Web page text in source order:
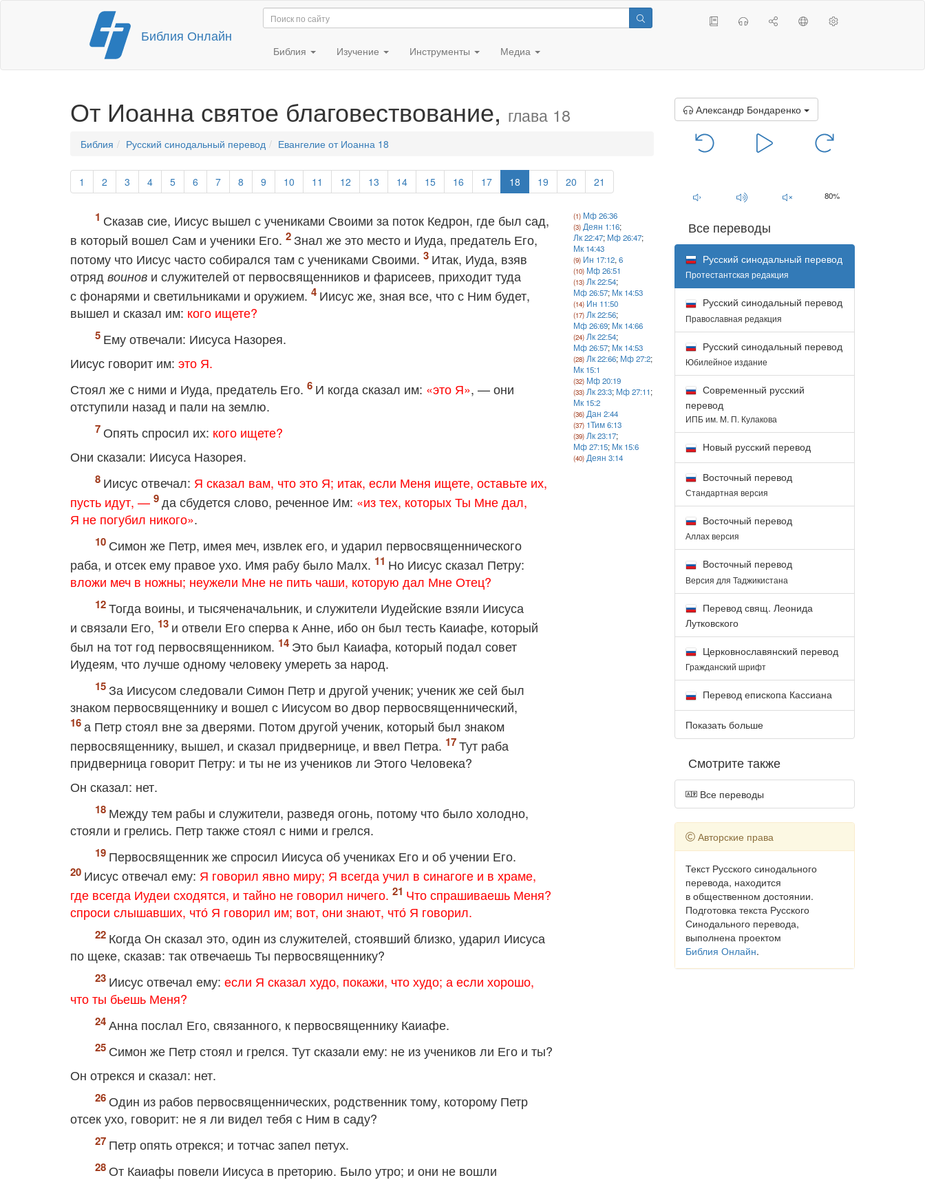
Перейти
содержимому
Библия Онлайн
Библия Изучение Инструменты Медиа
От Иоанна святое благовествование, глава 18
Библия Русский синодальный перевод Евангелие от Иоанна 18
1 2 3 4 5 6 7 8 9 10 11 12 13 14 15 16 17 18 19 20 21
Сказав сие, Иисус вышел с учениками Своими за поток Кедрон, где был сад,
в который вошел Сам и ученики Его.
Знал же это место и Иуда, предатель Его,
потому что Иисус часто собирался там с учениками Своими.
Итак, Иуда, взяв
отряд воинов и служителей от первосвященников и фарисеев, приходит туда
с фонарями и светильниками и оружием.
Иисус же, зная все, что с Ним будет,
вышел и сказал им: кого ищете?
Ему отвечали: Иисуса Назорея.
Иисус говорит им: это Я.
Стоял же с ними и Иуда, предатель Его.
И когда сказал им: «это Я», — они
отступили назад и пали на землю.
Опять спросил их: кого ищете?
Они сказали: Иисуса Назорея.
Иисус отвечал: Я сказал вам, что это Я; итак, если Меня ищете, оставьте их,
пусть идут, —
да сбудется слово, реченное Им: «из тех, которых Ты Мне дал,
Я не погубил никого».
Симон же Петр, имея меч, извлек его, и ударил первосвященнического
раба, и отсек ему правое ухо. Имя рабу было Малх.
Но Иисус сказал Петру:
вложи меч в ножны; неужели Мне не пить чаши, которую дал Мне Отец?
Тогда воины, и тысяченачальник, и служители Иудейские взяли Иисуса
и связали Его,
и отвели Его сперва к Анне, ибо он был тесть Каиафе, который
был на тот год первосвященником.
Это был Каиафа, который подал совет
Иудеям, что лучше одному человеку умереть за народ.
За Иисусом следовали Симон Петр и другой ученик; ученик же сей был
знаком первосвященнику и вошел с Иисусом во двор первосвященнический,
а Петр стоял вне за дверями. Потом другой ученик, который был знаком
первосвященнику, вышел, и сказал придвернице, и ввел Петра.
Тут раба
придверница говорит Петру: и ты не из учеников ли Этого Человека?
Он сказал: нет.
Между тем рабы и служители, разведя огонь, потому что было холодно,
стояли и грелись. Петр также стоял с ними и грелся.
Первосвященник же спросил Иисуса об учениках Его и об учении Его.
Иисус отвечал ему: Я говорил явно миру; Я всегда учил в синагоге и в храме,
где всегда Иудеи сходятся, и тайно не говорил ничего.
Что спрашиваешь Меня?
спроси слышавших, что́ Я говорил им; вот, они знают, что́ Я говорил.
Когда Он сказал это, один из служителей, стоявший близко, ударил Иисуса
по щеке, сказав: так отвечаешь Ты первосвященнику?
Иисус отвечал ему: если Я сказал худо, покажи, что худо; а если хорошо,
что ты бьешь Меня?
Анна послал Его, связанного, к первосвященнику Каиафе.
Симон же Петр стоял и грелся. Тут сказали ему: не из учеников ли Его и ты?
Он отрекся и сказал: нет.
Один из рабов первосвященнических, родственник тому, которому Петр
отсек ухо, говорит: не я ли видел тебя с Ним в саду?
Петр опять отрекся; и тотчас запел петух.
От Каиафы повели Иисуса в преторию. Было утро; и они не вошли
Мф 26:36
Деян 1:16;
Лк 22:47; Мф 26:47;
Мк 14:43
Ин 17:12,6
Мф 26:51
Лк 22:54;
Мф 26:57; Мк 14:53
Ин 11:50
Лк 22:56;
Мф 26:69; Мк 14:66
Лк 22:54;
Мф 26:57; Мк 14:53
Лк 22:66; Мф 27:2;
Мк 15:1
Мф 20:19
Лк 23:3; Мф 27:11;
Мк 15:2
Дан 2:44
1Тим 6:13
Лк 23:17;
Мф 27:15; Мк 15:6
Деян 3:14
Александр Бондаренко
80%
Все переводы
Русский синодальный перевод
Протестантская редакция
Русский синодальный перевод
Православная редакция
Русский синодальный перевод
Юбилейное издание
Современный русский
перевод
ИПБ им. М. П. Кулакова
Новый русский перевод
Восточный перевод
Стандартная версия
Восточный перевод
Аллах версия
Восточный перевод
Версия для Таджикистана
Перевод свящ. Леонида
Лутковского
Церковнославянский перевод
Гражданский шрифт
Перевод епископа Кассиана
Показать больше
Смотрите также
Все переводы
Авторские права
Текст Русского синодального
перевода, находится
в общественном достоянии.
Подготовка текста Русского
Синодального перевода,
выполнена проектом
Библия Онлайн.